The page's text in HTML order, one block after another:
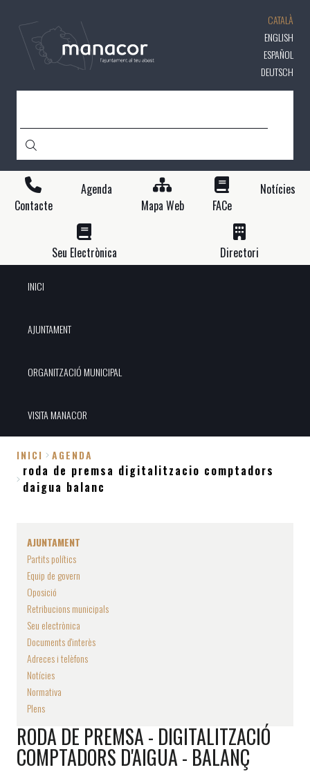
contingut
CATALÀ
ENGLISH
ESPAÑOL
DEUTSCH
Contacte
Agenda
Mapa Web
FACe
Notícies
Seu Electrònica Directori
INICI
AJUNTAMENT
ORGANITZACIÓ MUNICIPAL
VISITA MANACOR
Fil
d'Ariadna
INICI AGENDA
roda de premsa digitalitzacio comptadors
daigua balanc
AJUNTAMENT
Partits polítics
Equip de govern
Oposició
Retribucions municipals
Seu electrònica
Documents d'interès
Adreces i telèfons
Notícies
Normativa
Plens
RODA DE PREMSA - DIGITALITZACIÓ
COMPTADORS D'AIGUA - BALANÇ